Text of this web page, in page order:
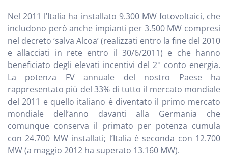
Nel 2011 l’Italia ha installato 9.300 MW fotovoltaici, che
includono però anche impianti per 3.500 MW compresi
nel decreto ‘salva Alcoa’ (realizzati entro la fine del 2010
e allacciati in rete entro il 30/6/2011) e che hanno
beneficiato degli elevati incentivi del 2° conto energia.
La potenza FV annuale del nostro Paese ha
rappresentato più del 33% di tutto il mercato mondiale
del 2011 e quello italiano è diventato il primo mercato
mondiale dell’anno davanti alla Germania che
comunque conserva il primato per potenza cumula
con 24.700 MW installati; l’Italia è seconda con 12.700
MW (a maggio 2012 ha superato 13.160 MW).